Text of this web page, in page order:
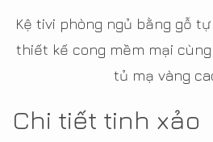
Kệ tivi phòng ngủ bằng gỗ
thiết kế cong mềm mại
tủ mạ vàng
Chi tiết tinh xảo